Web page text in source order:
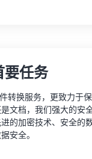
要任务
转换服务，更致力于
文档，我们强大的安
的加密技术、安全的
安全。